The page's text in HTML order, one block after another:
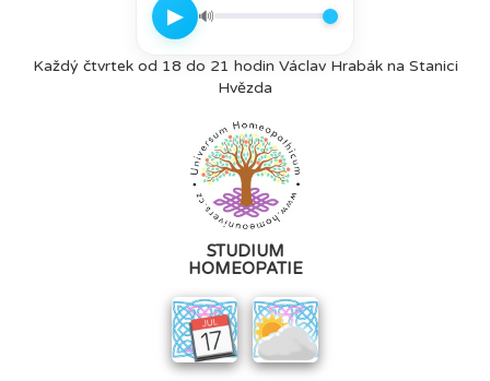
▶ 🔊
Každý čtvrtek od 18 do 21 hodin Václav Hrabák na Stanici
Hvězda
STUDIUM
HOMEOPATIE